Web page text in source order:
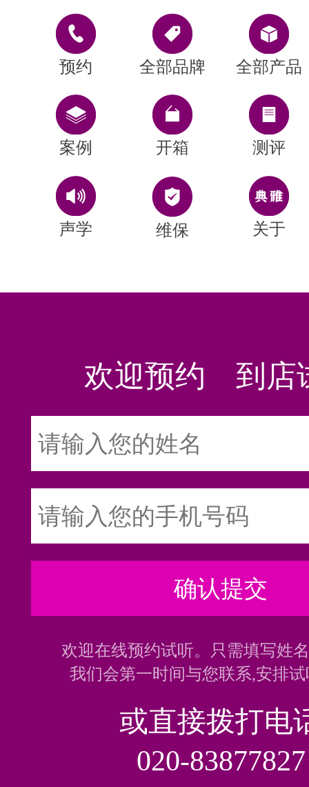
预约 全部品牌 全部产品
案例 开箱 测评
声学 维保 关于
欢迎预约 到店
欢迎在线预约试听。只需填写姓
我们会第一时间与您联系,安排
或直接拨打电
020-83877827